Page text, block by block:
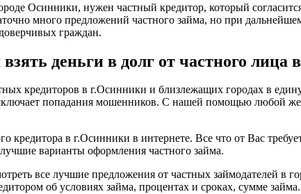
Осинники, нужен частный кредитор, который
много предложений частного займа, но при
граждан.
деньги в долг от частного лица
кредиторов в г.Осинники и близлежащих городах в
попадания мошенников. С нашей помощью любой
кредитора в г.Осинники в интернете. Все что от Вас
варианты оформления частного займа.
все лучшие предложения от частных займодателей в
об условиях займа, процентах и сроках, сумме займа.